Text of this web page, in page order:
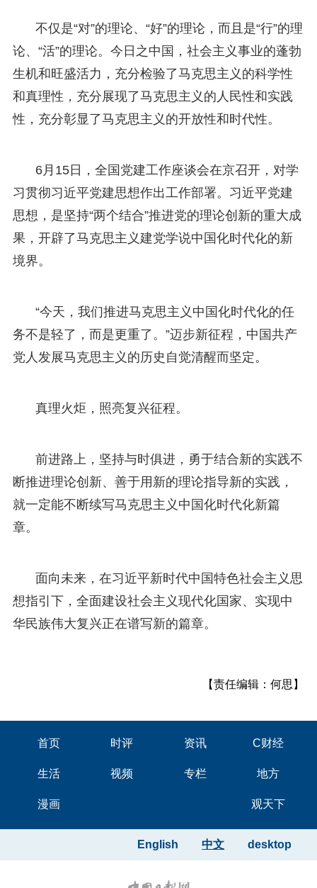
不仅是“对”的理论、“好”的理论，而且是“行”的理
论、“活”的理论。今日之中国，社会主义事业的蓬勃
生机和旺盛活力，充分检验了马克思主义的科学性
和真理性，充分展现了马克思主义的人民性和实践
性，充分彰显了马克思主义的开放性和时代性。
6月15日，全国党建工作座谈会在京召开，对学
习贯彻习近平党建思想作出工作部署。习近平党建
思想，是坚持“两个结合”推进党的理论创新的重大成
果，开辟了马克思主义建党学说中国化时代化的新
境界。
“今天，我们推进马克思主义中国化时代化的任
务不是轻了，而是更重了。”迈步新征程，中国共产
党人发展马克思主义的历史自觉清醒而坚定。
真理火炬，照亮复兴征程。
前进路上，坚持与时俱进，勇于结合新的实践不
断推进理论创新、善于用新的理论指导新的实践，
就一定能不断续写马克思主义中国化时代化新篇
章。
面向未来，在习近平新时代中国特色社会主义思
想指引下，全面建设社会主义现代化国家、实现中
华民族伟大复兴正在谱写新的篇章。
【责任编辑：何思】
首页 时评 资讯 C财经
生活 视频 专栏 地方
漫画 观天下
desktop
中文
English